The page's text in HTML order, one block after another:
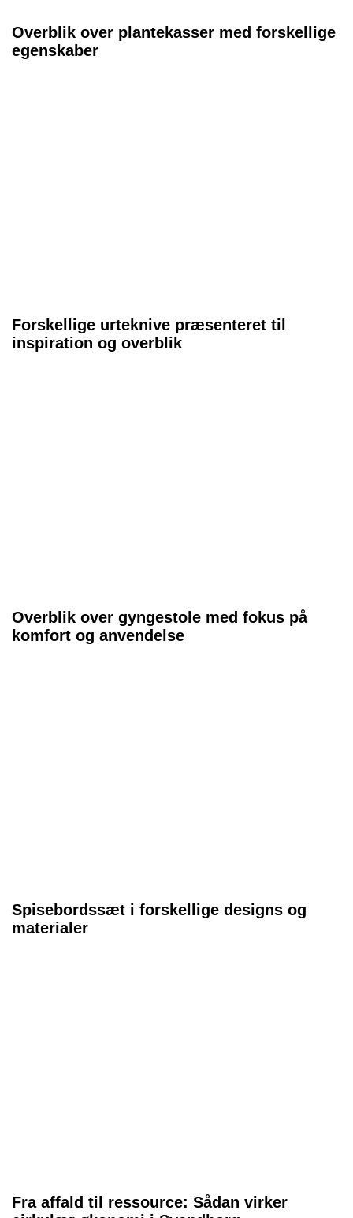
Overblik over plantekasser med forskellige
egenskaber
Forskellige urteknive præsenteret til
inspiration og overblik
Overblik over gyngestole med fokus på
komfort og anvendelse
Spisebordssæt i forskellige designs og
materialer
Fra affald til ressource: Sådan virker